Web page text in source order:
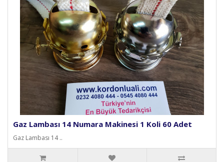
Gaz Lambası 14 Numara Makinesi 1 Koli 60 Adet
Gaz Lambası 14 ..